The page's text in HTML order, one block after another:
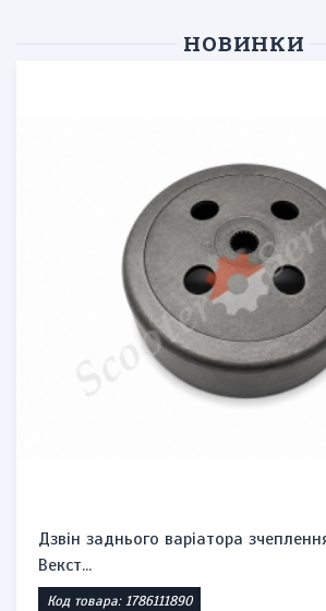
НОВИНКИ
Дзвін заднього варіатора
Векст...
Код товара: 1786111890